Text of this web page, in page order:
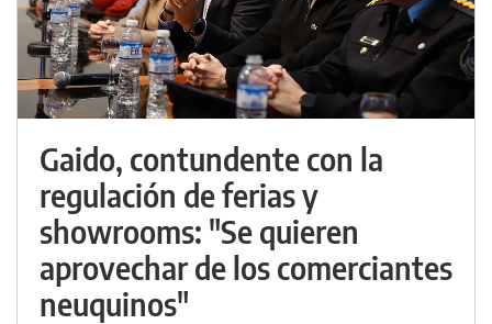
Gaido, contundente con la
regulación de ferias y
showrooms: "Se quieren
aprovechar de los comerciantes
neuquinos"